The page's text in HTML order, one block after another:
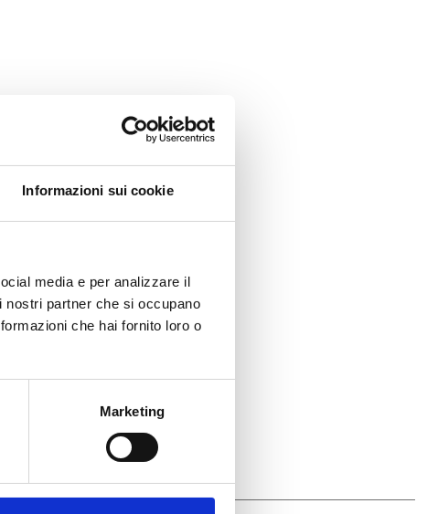
Informazioni sui cookie
media e per analizzare il
partner che si occupano
che hai fornito loro o
Marketing